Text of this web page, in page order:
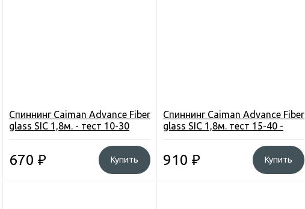
Спиннинг Caiman Advance Fiber
glass SIC 1,8м. - тест 10-30
670 ₽ Купить
Спиннинг Caiman Advance Fiber
glass SIC 1,8м. тест 15-40 -
910 ₽ Купить